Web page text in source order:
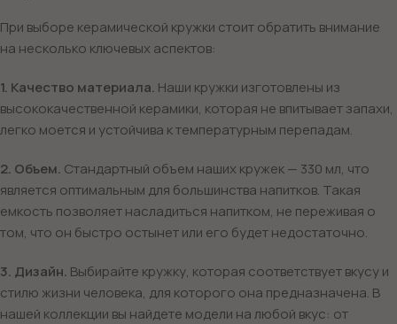
При выборе керамической кружки стоит обратить внимание
на несколько ключевых аспектов:
1. Качество материала. Наши кружки изготовлены из
высококачественной керамики, которая не впитывает запахи,
легко моется и устойчива к температурным перепадам.
2. Объем. Стандартный объем наших кружек — 330 мл, что
является оптимальным для большинства напитков. Такая
емкость позволяет насладиться напитком, не переживая о
том, что он быстро остынет или его будет недостаточно.
3. Дизайн. Выбирайте кружку, которая соответствует вкусу и
стилю жизни человека, для которого она предназначена. В
нашей коллекции вы найдете модели на любой вкус: от